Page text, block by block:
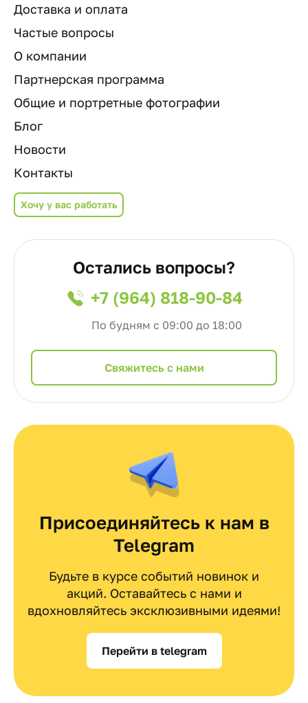
Доставка и оплата
Частые вопросы
О компании
Партнерская программа
Общие и портретные фотографии
Блог
Новости
Контакты
Хочу у вас работать
Остались вопросы?
+7 (964) 818-90-84
По будням с 09:00 до 18:00
Cвяжитесь с нами
Присоединяйтесь к нам в
Telegram
Будьте в курсе событий новинок и
акций. Оставайтесь с нами и
вдохновляйтесь эксклюзивными идеями!
Перейти в telegram